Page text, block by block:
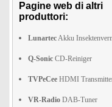
Pagine web di altri
produttori:
LunartecAkku
Q-Sonic CD-Reiniger
TVPeCee HDMI
VR-Radio DAB-Tuner